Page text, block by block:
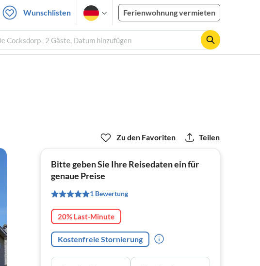
Wunschlisten Ferienwohnung vermieten
Cocksdorp , 2 Gäste, Datum hinzufügen
Zu den Favoriten Teilen
Bitte geben Sie Ihre Reisedaten ein für
genaue Preise
1 Bewertung
20% Last-Minute
Kostenfreie Stornierung